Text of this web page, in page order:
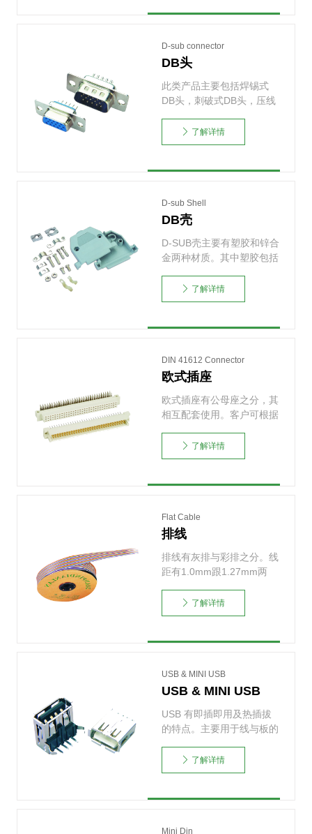
D-sub connector
DB头
此类产品主要包括焊锡式
DB头，刺破式DB头，压线
式…… 了解详情
D-sub Shell
DB壳
D-SUB壳主要有塑胶和锌合
金两种材质。其中塑胶包括
了解详情
DIN 41612 Connector
欧式插座
欧式插座有公母座之分，其
相互配套使用。客户可根据
式…… 了解详情
Flat Cable
排线
排线有灰排与彩排之分。线
距有1.0mm跟1.27mm两
了解详情
USB & MINI USB
USB & MINI USB
USB 有即插即用及热插拔
的特点。主要用于线与板的
了解详情
Mini Din